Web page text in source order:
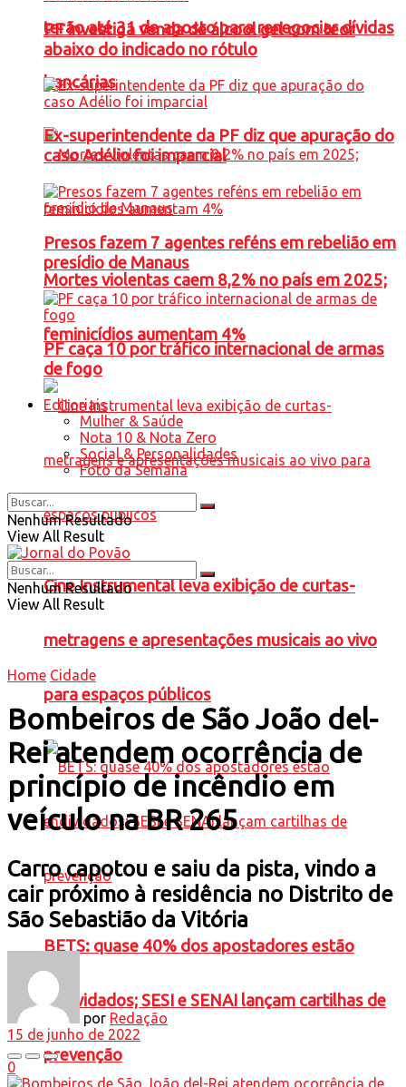
terão até 31 de agosto para renegociar dívidas
bancárias
Mortes violentas caem 8,2% no país em 2025;
feminicídios aumentam 4%
Cine Instrumental leva exibição de curtas-
metragens e apresentações musicais ao vivo
para espaços públicos
BETS: quase 40% dos apostadores estão
endividados; SESI e SENAI lançam cartilhas de
prevenção
PF investiga venda de álcool gel com teor
abaixo do indicado no rótulo
Ex-superintendente da PF diz que apuração do
caso Adélio foi imparcial
Presos fazem 7 agentes reféns em rebelião em
presídio de Manaus
PF caça 10 por tráfico internacional de armas
de fogo
Editoriais
Mulher & Saúde
Nota 10 & Nota Zero
Social & Personalidades
Foto da Semana
Nenhum Resultado
View All Result
Nenhum Resultado
View All Result
Home Cidade
Bombeiros de São João del-
Rei atendem ocorrência de
princípio de incêndio em
veículo na BR 265
Carro capotou e saiu da pista, vindo a
cair próximo à residência no Distrito de
São Sebastião da Vitória
por Redação
15 de junho de 2022
0